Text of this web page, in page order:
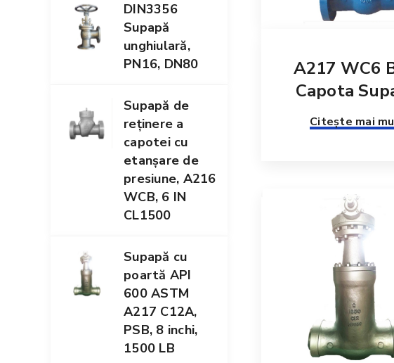
DIN3356
Supapă
unghiulară,
PN16, DN80
Supapă de
reținere a
capotei cu
etanșare de
presiune, A216
WCB, 6 IN
CL1500
Supapă cu
poartă API
600 ASTM
A217 C12A,
PSB, 8 inchi,
1500 LB
A217 WC6
Capota
Citește mai